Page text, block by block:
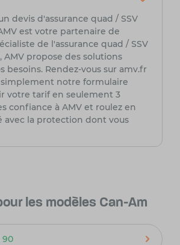
devis d'assurance quad / SSV
est votre partenaire de
de l'assurance quad / SSV
AMV propose des solutions
besoins. Rendez-vous sur amv.fr
notre formulaire
votre tarif en seulement 3
confiance à AMV et roulez en
avec la protection dont vous
les modèles Can-Am
90